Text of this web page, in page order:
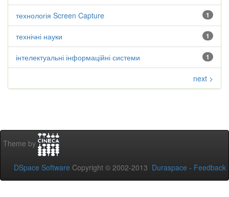
1
технологія Screen Capture
1
технічні науки
1
інтелектуальні інформаційні системи
next >
Theme by
DSpace Software Copyright © 2002-2013 Duraspace - Feedback